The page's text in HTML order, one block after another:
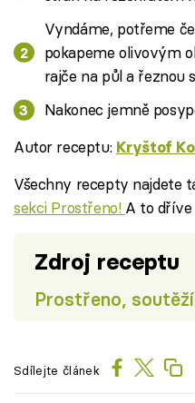
Vyndáme, potřeme
pokapeme olivovým
rajče na půl a řeznou
Nakonec jemně
Autor receptu: Kryštof
Všechny recepty najdete
sekci Prostřeno! A to
Zdroj receptu
Prostřeno,
Sdílejte článek